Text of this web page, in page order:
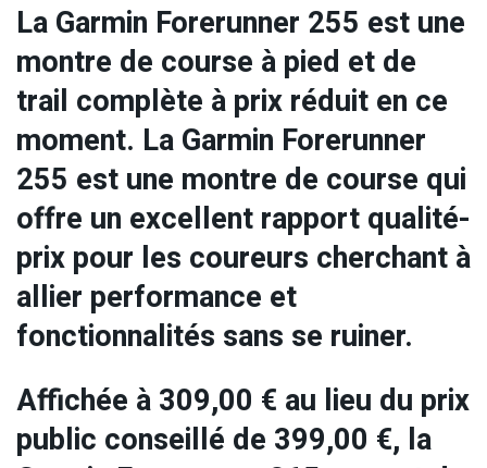
La Garmin Forerunner 255 est une
montre de course à pied et de
trail complète à prix réduit en ce
moment. La Garmin Forerunner
255 est une montre de course qui
offre un excellent rapport qualité-
prix pour les coureurs cherchant à
allier performance et
fonctionnalités sans se ruiner.
Affichée à 309,00 € au lieu du prix
public conseillé de 399,00 €, la